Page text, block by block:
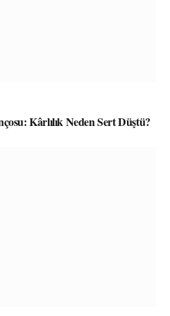
Kârlılık Neden Sert Düştü?